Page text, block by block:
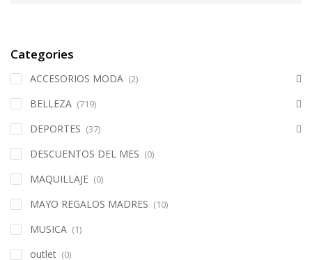
Categories
ACCESORIOS MODA (2)
BELLEZA (719)
DEPORTES (37)
DESCUENTOS DEL MES (0)
MAQUILLAJE (0)
MAYO REGALOS MADRES (10)
MUSICA (1)
outlet (0)